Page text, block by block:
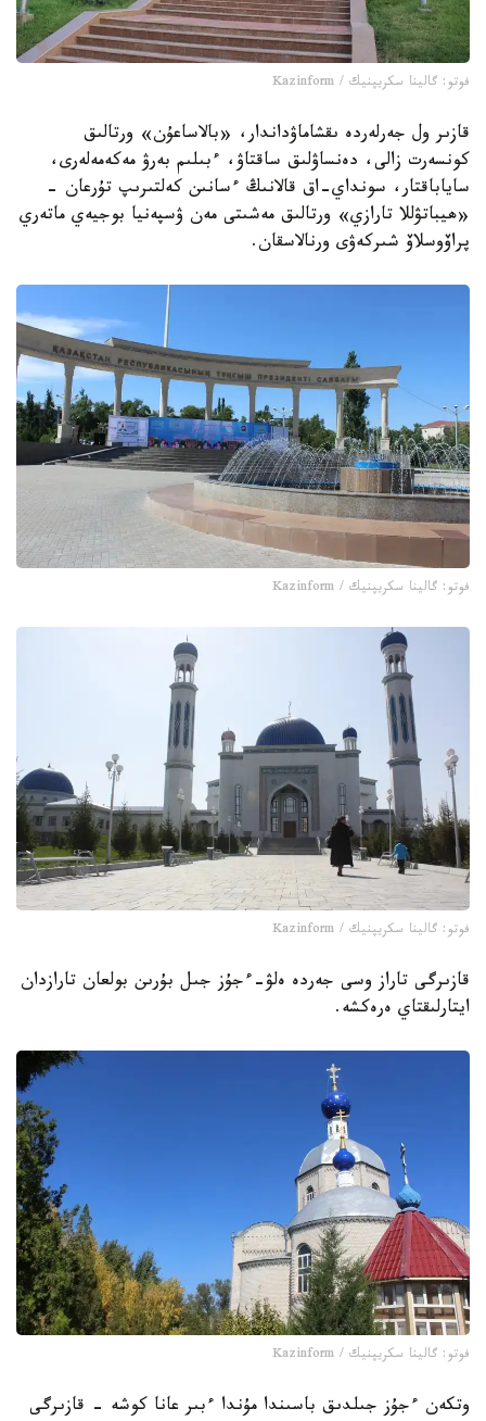
فوتو: گالينا سكريپنيك / Kazinform
قازىر ول جەرلەردە ىقشاماۋداندار، «بالاساعۇن» ورتالىق
كونسەرت زالى، دەنساۋلىق ساقتاۋ، ءبىلىم بەرۋ مەكەمەلەرى،
ساياباقتار، سونداي-اق قالانىڭ ءسانىن كەلتىرىپ تۇرعان -
«ھيباتۋللا تارازي» ورتالىق مەشىتى مەن ۋسپەنيا بوجيەي ماتەري
پراۆوسلاۆ شىركەۋى ورنالاسقان.
فوتو: گالينا سكريپنيك / Kazinform
فوتو: گالينا سكريپنيك / Kazinform
قازىرگى تاراز وسى جەردە ەلۋ-ءجۇز جىل بۇرىن بولعان تارازدان
ايتارلىقتاي ەرەكشە.
فوتو: گالينا سكريپنيك / Kazinform
وتكەن ءجۇز جىلدىق باسىندا مۇندا ءبىر عانا كوشە - قازىرگى